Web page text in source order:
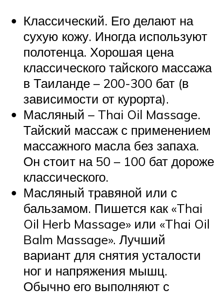
Классический. Его делают на
сухую кожу. Иногда используют
полотенца. Хорошая цена
классического тайского массажа
в Таиланде – 200-300 бат (в
зависимости от курорта).
Масляный – Thai Oil Massage.
Тайский массаж с применением
массажного масла без запаха.
Он стоит на 50 – 100 бат дороже
классического.
Масляный травяной или с
бальзамом. Пишется как «Thai
Oil Herb Massage» или «Thai Oil
Balm Massage». Лучший
вариант для снятия усталости
ног и напряжения мышц.
Обычно его выполняют с